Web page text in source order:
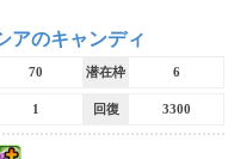
回復力エンハスキル
ル 操作時間延長スキル
アのキャンディ
70 潜在枠 6
1 回復 3300